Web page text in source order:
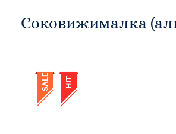
Соковижималка
SALE HIT